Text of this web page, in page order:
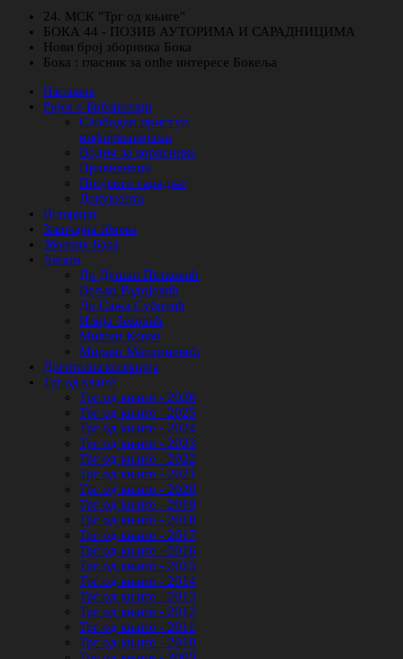
24. МСК "Трг од књиге"
БОКА 44 - ПОЗИВ АУТОРИМА И САРАДНИЦИМА
Нови број зборника Бока
Бока : гласник за опће интересе Бокеља
Насловна
Ријеч о Библиотеци
Слободан приступ
информацијама
Водич за кориснике
Правилници
Пројекти сарадње
Документа
Историјат
Завичајна збирка
Зборник Бока
Легати
Др Душан Петковић
Вељко Радојевић
Др Сања Суботић
Илија Зековић
Милош Ковач
Мираш Мартиновић
Дигитална колекција
Трг од књиге
Трг од књиге - 2026
Трг од књиге - 2025
Трг од књиге - 2024
Трг од књиге - 2023
Трг од књиге - 2022
Трг од књиге - 2021
Трг од књиге - 2020
Трг од књиге - 2019
Трг од књиге - 2018
Трг од књиге - 2017
Трг од књиге - 2016
Трг од књиге - 2015
Трг од књиге - 2014
Трг од књиге - 2013
Трг од књиге - 2012
Трг од књиге - 2011
Трг од књиге - 2010